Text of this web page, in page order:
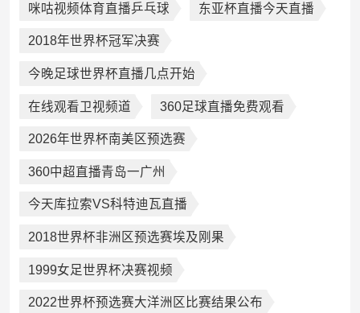
咪咕视频体育直播乒乓球 东亚杯直播今天直播
2018年世界杯冠军决赛
今晚足球世界杯直播几点开始
在线观看卫视频道 360足球直播免费观看
2026年世界杯南美区预选赛
360中超直播青岛一广州
今天库拉索VS科特迪瓦直播
2018世界杯非洲区预选赛埃及刚果
1999女足世界杯决赛视频
2022世界杯预选赛大洋洲区比赛结果公布